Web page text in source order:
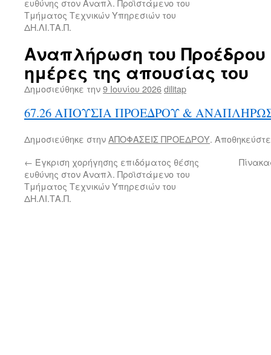
ευθύνης στον Αναπλ. Προϊστάμενο του
Τμήματος Τεχνικών Υπηρεσιών του
ΔΗ.ΛΙ.ΤΑ.Π.
Αναπλήρωση του Προέδρου
ημέρες της απουσίας του
Δημοσιεύθηκε την9 Ιουνίου 2026dilitap
67.26 ΑΠΟΥΣΙΑ ΠΡΟΕΔΡΟΥ &
Δημοσιεύθηκε στηνΑΠΟΦΑΣΕΙΣ ΠΡΟΕΔΡΟΥ.
← Έγκριση χορήγησης επιδόματος θέσης
ευθύνης στον Αναπλ. Προϊστάμενο του
Τμήματος Τεχνικών Υπηρεσιών του
ΔΗ.ΛΙ.ΤΑ.Π.